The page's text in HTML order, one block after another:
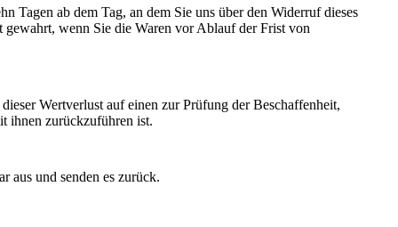
Tagen ab dem Tag, an dem Sie uns über den Widerruf dieses
gewahrt, wenn Sie die Waren vor Ablauf der Frist von
Wertverlust auf einen zur Prüfung der Beschaffenheit,
ihnen zurückzuführen ist.
aus und senden es zurück.